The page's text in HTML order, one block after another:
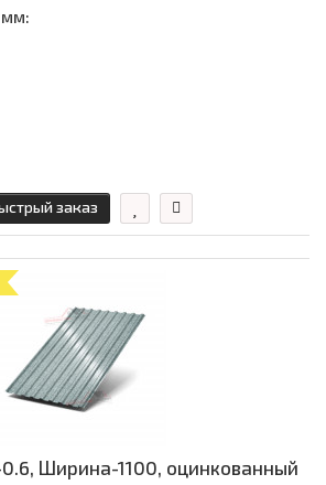
мм:
заказ
Ширина-1100, оцинкованный